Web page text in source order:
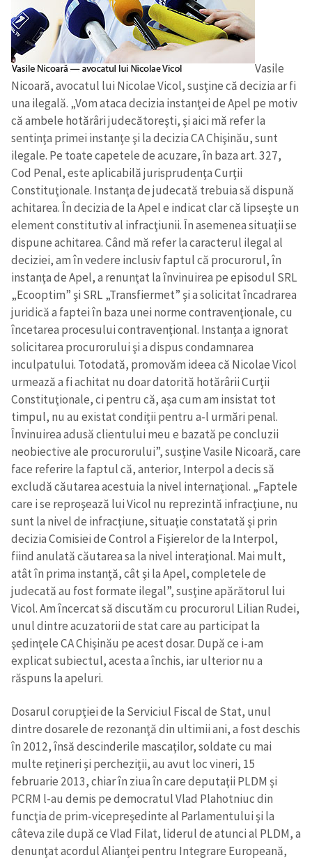
Vasile
Nicoară, avocatul lui Nicolae Vicol, susţine că decizia ar fi
una ilegală. „Vom ataca decizia instanţei de Apel pe motiv
că ambele hotărâri judecătoreşti, şi aici mă refer la
sentinţa primei instanţe şi la decizia CA Chişinău, sunt
ilegale. Pe toate capetele de acuzare, în baza art. 327,
Cod Penal, este aplicabilă jurisprudenţa Curţii
Constituţionale. Instanţa de judecată trebuia să dispună
achitarea. În decizia de la Apel e indicat clar că lipseşte un
element constitutiv al infracţiunii. În asemenea situaţii se
dispune achitarea. Când mă refer la caracterul ilegal al
deciziei, am în vedere inclusiv faptul că procurorul, în
instanţa de Apel, a renunţat la învinuirea pe episodul SRL
„Ecooptim” şi SRL „Transfiermet” şi a solicitat încadrarea
juridică a faptei în baza unei norme contravenţionale, cu
încetarea procesului contravenţional. Instanţa a ignorat
solicitarea procurorului şi a dispus condamnarea
inculpatului. Totodată, promovăm ideea că Nicolae Vicol
urmează a fi achitat nu doar datorită hotărârii Curţii
Constituţionale, ci pentru că, aşa cum am insistat tot
timpul, nu au existat condiţii pentru a-l urmări penal.
Învinuirea adusă clientului meu e bazată pe concluzii
neobiective ale procurorului”, susţine Vasile Nicoară, care
face referire la faptul că, anterior, Interpol a decis să
excludă căutarea acestuia la nivel internaţional. „Faptele
care i se reproşează lui Vicol nu reprezintă infracţiune, nu
sunt la nivel de infracţiune, situaţie constatată şi prin
decizia Comisiei de Control a Fişierelor de la Interpol,
fiind anulată căutarea sa la nivel interaţional. Mai mult,
atât în prima instanţă, cât şi la Apel, completele de
judecată au fost formate ilegal”, susţine apărătorul lui
Vicol. Am încercat să discutăm cu procurorul Lilian Rudei,
unul dintre acuzatorii de stat care au participat la
şedinţele CA Chişinău pe acest dosar. După ce i-am
explicat subiectul, acesta a închis, iar ulterior nu a
răspuns la apeluri.
Dosarul corupţiei de la Serviciul Fiscal de Stat, unul
dintre dosarele de rezonanţă din ultimii ani, a fost deschis
în 2012, însă descinderile mascaţilor, soldate cu mai
multe reţineri şi percheziţii, au avut loc vineri, 15
februarie 2013, chiar în ziua în care deputaţii PLDM şi
PCRM l-au demis pe democratul Vlad Plahotniuc din
funcţia de prim-vicepreşedinte al Parlamentului şi la
câteva zile după ce Vlad Filat, liderul de atunci al PLDM, a
denunţat acordul Alianţei pentru Integrare Europeană,
ȘTIREA MEA
Titlu știre+ Adaugă titlu
Fotografie
+ Încarcă imagine
Link media+ Link media
Mesajul știrei
+ Mesajul știrei
CONTACT SURSĂ
Sursă anonimă
Nume+ Numele meu
Email+ Emailul meu
Telefon
+ Telefon personal
Am citit și sunt de
acord cupolitica de
confidențialitate.
TRIMITE ȘTIREA